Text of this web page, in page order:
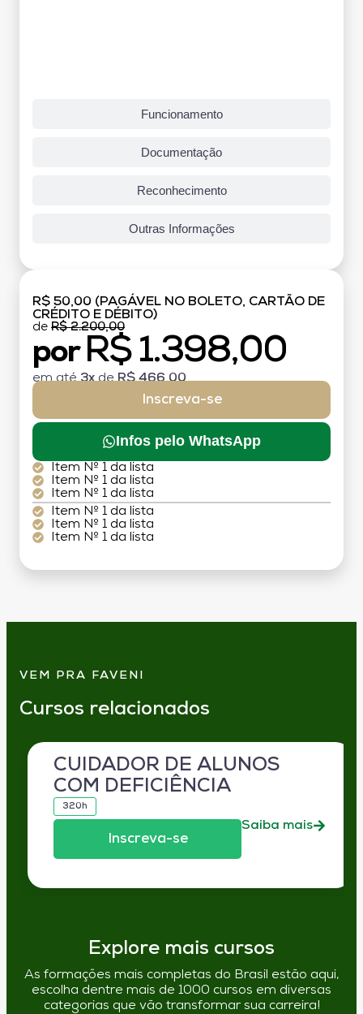
Funcionamento
Documentação
Reconhecimento
Outras Informações
R$ 50,00 (PAGÁVEL NO BOLETO, CARTÃO DE
CRÉDITO E DÉBITO)
de R$ 2.200,00
por R$ 1.398,00
em até3xdeR$ 466,00
Inscreva-se
Infos pelo WhatsApp
Item Nº 1 da lista
Item Nº 1 da lista
Item Nº 1 da lista
Item Nº 1 da lista
Item Nº 1 da lista
Item Nº 1 da lista
VEM PRA FAVENI
Cursos relacionados
CUIDADOR DE ALUNOS
COM DEFICIÊNCIA
320h
Inscreva-se
Saiba mais
Explore mais cursos
As formações mais completas do Brasil estão aqui,
escolha dentre mais de 1000 cursos em diversas
categorias que vão transformar sua carreira!